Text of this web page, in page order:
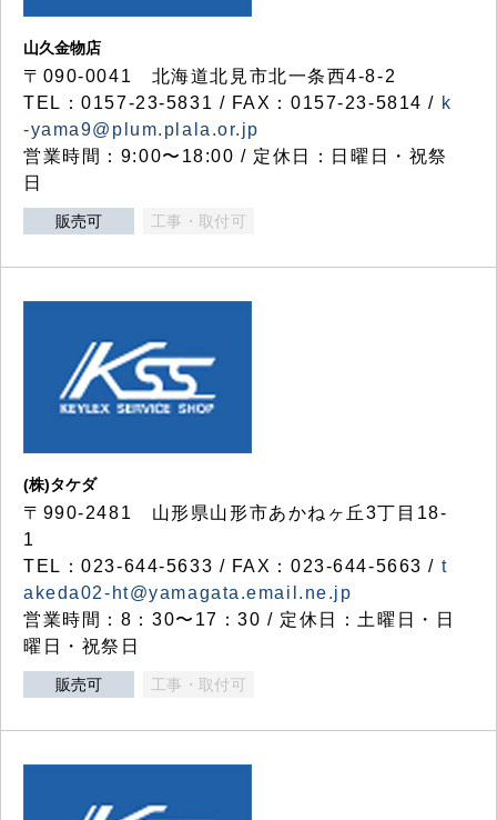
山久金物店
〒090-0041 北海道北見市北一条西4-8-2
TEL：0157-23-5831 / FAX：0157-23-5814 / k
-yama9@plum.plala.or.jp
営業時間：9:00〜18:00 / 定休日：日曜日・祝祭
日
販売可 工事・取付可
(株)タケダ
〒990-2481 山形県山形市あかねヶ丘3丁目18-
1
TEL：023-644-5633 / FAX：023-644-5663 / t
akeda02-ht@yamagata.email.ne.jp
営業時間：8：30〜17：30 / 定休日：土曜日・日
曜日・祝祭日
販売可 工事・取付可